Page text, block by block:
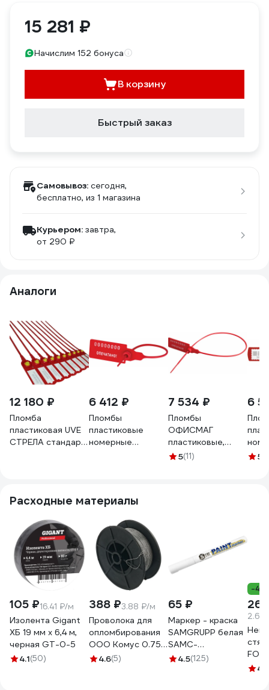
15 281 ₽
Начислим 152 бонуса
В корзину
Быстрый заказ
Самовывоз: сегодня,
бесплатно, из 1 магазина
Курьером: завтра,
от 290 ₽
Аналоги
12 180 ₽
Пломба
пластиковая UVE
СТРЕЛА стандарт,
6 412 ₽
Пломбы
пластиковые
номерные
красные, комплект
7 534 ₽
Пломбы
ОФИСМАГ
пластиковые,
номерные,
5(11)
6
5
Расходные материалы
105 ₽16.41 ₽/м
Изолента Gigant
ХБ 19 мм х 6,4 м,
черная GT-0-5
4.1(50)
388 ₽3.88 ₽/м
Проволока для
опломбирования
ООО Комус 0.75
мм, намотка 100 м
4.6(5)
65 ₽
Маркер - краска
SAMGRUPP белая
SAMC-
037000002
4.5(125)
-
2.69
4.4